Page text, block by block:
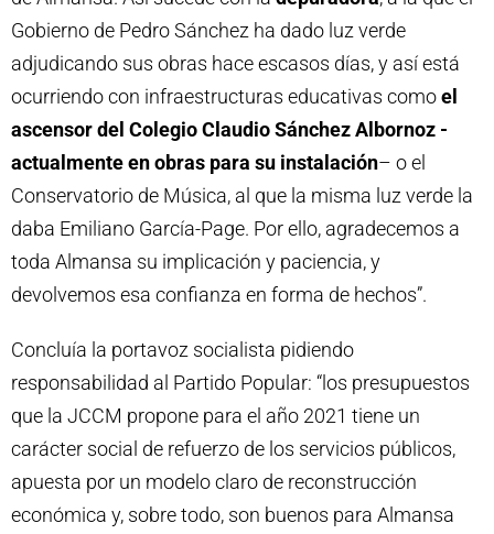
Gobierno de Pedro Sánchez ha dado luz verde
adjudicando sus obras hace escasos días, y así está
ocurriendo con infraestructuras educativas comoel
ascensor del Colegio Claudio Sánchez Albornoz -
actualmente en obras para su instalación– o el
Conservatorio de Música, al que la misma luz verde la
daba Emiliano García-Page. Por ello, agradecemos a
toda Almansa su implicación y paciencia, y
devolvemos esa confianza en forma de hechos”.
Concluía la portavoz socialista pidiendo
responsabilidad al Partido Popular: “los presupuestos
que la JCCM propone para el año 2021 tiene un
carácter social de refuerzo de los servicios públicos,
apuesta por un modelo claro de reconstrucción
económica y, sobre todo, son buenos para Almansa